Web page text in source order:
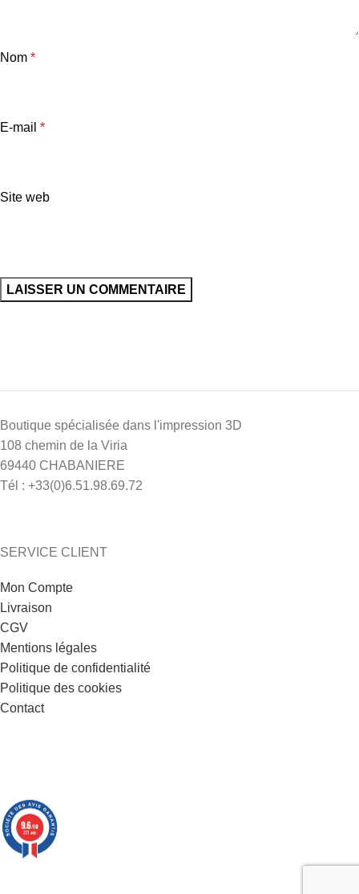
Nom *
E-mail *
Site web
Boutique spécialisée dans l'impression 3D
108 chemin de la Viria
69440 CHABANIERE
Tél : +33(0)6.51.98.69.72
SERVICE CLIENT
Mon Compte
Livraison
CGV
Mentions légales
Politique de confidentialité
Politique des cookies
Contact
9.6/10
221 avis